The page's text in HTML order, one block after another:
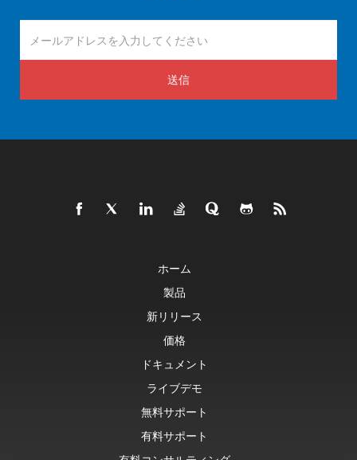
送信
ホーム
製品
新リリース
価格
ドキュメント
ライブデモ
無料サポート
有料サポート